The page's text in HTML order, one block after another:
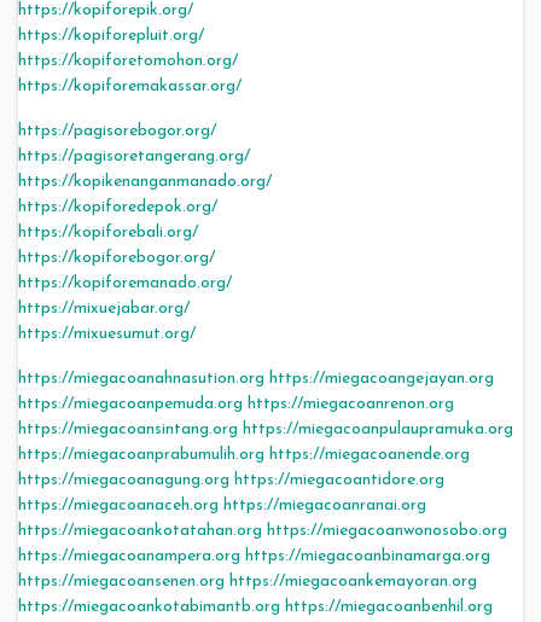
https://kopiforepik.org/
https://kopiforepluit.org/
https://kopiforetomohon.org/
https://kopiforemakassar.org/
https://pagisorebogor.org/
https://pagisoretangerang.org/
https://kopikenanganmanado.org/
https://kopiforedepok.org/
https://kopiforebali.org/
https://kopiforebogor.org/
https://kopiforemanado.org/
https://mixuejabar.org/
https://mixuesumut.org/
https://miegacoanahnasution.org https://miegacoangejayan.org
https://miegacoanpemuda.org https://miegacoanrenon.org
https://miegacoansintang.org https://miegacoanpulaupramuka.org
https://miegacoanprabumulih.org https://miegacoanende.org
https://miegacoanagung.org https://miegacoantidore.org
https://miegacoanaceh.org https://miegacoanranai.org
https://miegacoankotatahan.org https://miegacoanwonosobo.org
https://miegacoanampera.org https://miegacoanbinamarga.org
https://miegacoansenen.org https://miegacoankemayoran.org
https://miegacoankotabimantb.org https://miegacoanbenhil.org